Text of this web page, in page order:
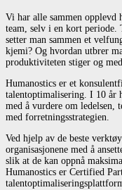
Vi har alle sammen opplevd
team, selv i en kort periode.
setter man sammen et
kjemi? Og hvordan utbrer
produktiviteten stiger og
Humanostics er et
talentoptimalisering. I 10 år
med å vurdere om ledelsen,
med forretningsstrategien.
Ved hjelp av de beste
organisasjonene med å
slik at de kan oppnå
Humanostics er Certified